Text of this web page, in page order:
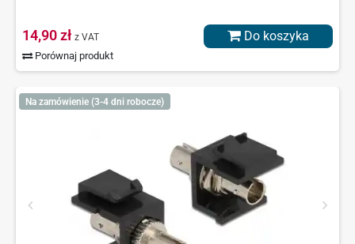
14,90 zł z VAT
Porównaj produkt
Do koszyka
Na zamówienie (3-4 dni robocze)